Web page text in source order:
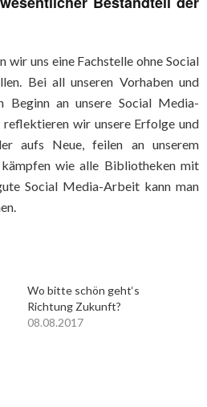
wir uns eine Fachstelle ohne Social
Bei all unseren Vorhaben und
Beginn an unsere Social Media-
wir unsere Erfolge und
aufs Neue, feilen an unserem
wie alle Bibliotheken mit
Social Media-Arbeit kann man
Wo bitte schön geht‘s
Richtung Zukunft?
08.08.2017